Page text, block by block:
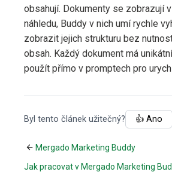
obsahují. Dokumenty se zobrazují
náhledu, Buddy v nich umí rychle
zobrazit jejich strukturu bez
obsah. Každý dokument má
použít přímo v promptech pro
Byl tento článek užitečný? 👍 Ano
Mergado Marketing Buddy
Jak pracovat v Mergado Marketing